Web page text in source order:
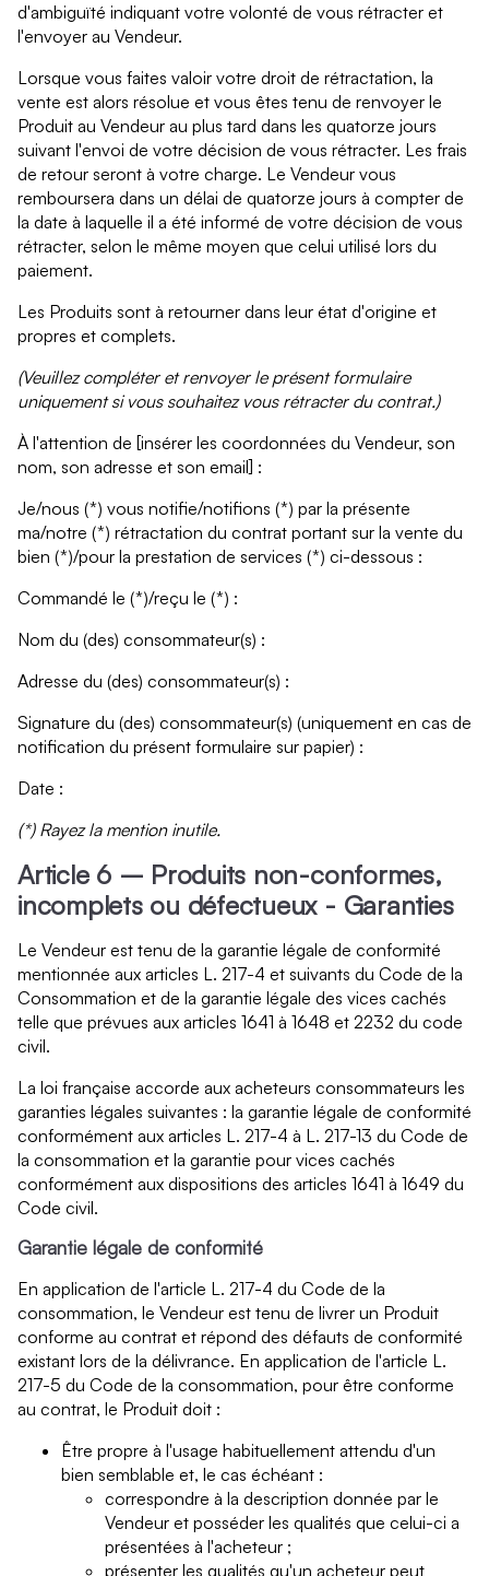
d'ambiguïté indiquant votre volonté de vous rétracter et
l'envoyer au Vendeur.
Lorsque vous faites valoir votre droit de rétractation, la
vente est alors résolue et vous êtes tenu de renvoyer le
Produit au Vendeur au plus tard dans les quatorze jours
suivant l'envoi de votre décision de vous rétracter. Les frais
de retour seront à votre charge. Le Vendeur vous
remboursera dans un délai de quatorze jours à compter de
la date à laquelle il a été informé de votre décision de vous
rétracter, selon le même moyen que celui utilisé lors du
paiement.
Les Produits sont à retourner dans leur état d'origine et
propres et complets.
(Veuillez compléter et renvoyer le présent formulaire
uniquement si vous souhaitez vous rétracter du contrat.)
À l'attention de [insérer les coordonnées du Vendeur, son
nom, son adresse et son email] :
Je/nous (*) vous notifie/notifions (*) par la présente
ma/notre (*) rétractation du contrat portant sur la vente du
bien (*)/pour la prestation de services (*) ci-dessous :
Commandé le (*)/reçu le (*) :
Nom du (des) consommateur(s) :
Adresse du (des) consommateur(s) :
Signature du (des) consommateur(s) (uniquement en cas de
notification du présent formulaire sur papier) :
Date :
(*) Rayez la mention inutile.
Article 6 – Produits non-conformes,
incomplets ou défectueux - Garanties
Le Vendeur est tenu de la garantie légale de conformité
mentionnée aux articles L. 217-4 et suivants du Code de la
Consommation et de la garantie légale des vices cachés
telle que prévues aux articles 1641 à 1648 et 2232 du code
civil.
La loi française accorde aux acheteurs consommateurs les
garanties légales suivantes : la garantie légale de conformité
conformément aux articles L. 217-4 à L. 217-13 du Code de
la consommation et la garantie pour vices cachés
conformément aux dispositions des articles 1641 à 1649 du
Code civil.
Garantie légale de conformité
En application de l'article L. 217-4 du Code de la
consommation, le Vendeur est tenu de livrer un Produit
conforme au contrat et répond des défauts de conformité
existant lors de la délivrance. En application de l'article L.
217-5 du Code de la consommation, pour être conforme
au contrat, le Produit doit :
Être propre à l'usage habituellement attendu d'un
bien semblable et, le cas échéant :
correspondre à la description donnée par le
Vendeur et posséder les qualités que celui-ci a
présentées à l'acheteur ;
présenter les qualités qu'un acheteur peut